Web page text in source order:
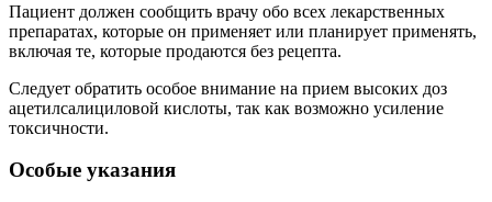
Пациент должен сообщить врачу обо всех лекарственных
препаратах, которые он применяет или планирует применять,
включая те, которые продаются без рецепта.
Следует обратить особое внимание на прием высоких доз
ацетилсалициловой кислоты, так как возможно усиление
токсичности.
Особые указания